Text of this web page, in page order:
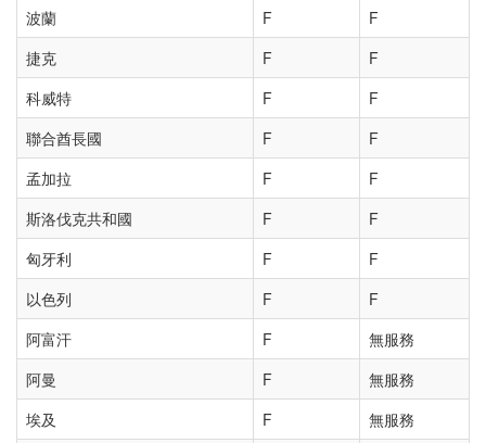
波蘭
F
F
捷克
F
F
科威特
F
F
聯合酋長國
F
F
孟加拉
F
F
斯洛伐克共和國
F
F
匈牙利
F
F
以色列
F
F
阿富汗
F
無服務
阿曼
F
無服務
埃及
F 無服務